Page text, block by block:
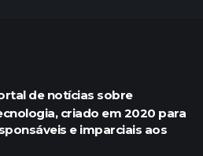
criado em 2020 para
e imparciais aos